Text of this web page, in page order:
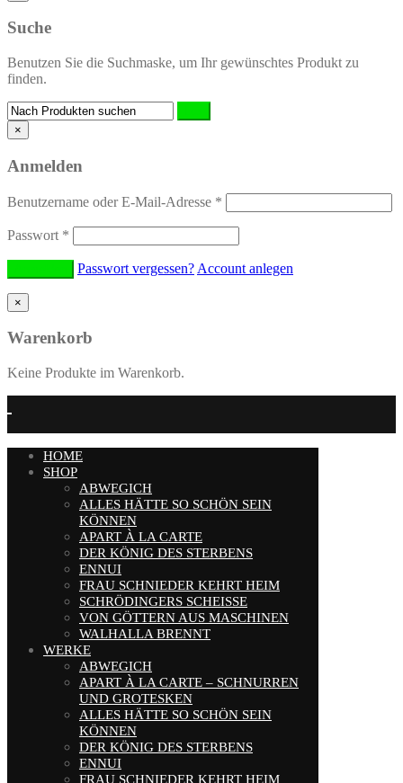
Suche
Benutzen Sie die Suchmaske, um Ihr gewünschtes Produkt zu
finden.
×
Anmelden
Benutzername oder E-Mail-Adresse *
Passwort *
Passwort vergessen? Account anlegen
×
Warenkorb
Keine Produkte im Warenkorb.
HOME
SHOP
ABWEGICH
ALLES HÄTTE SO SCHÖN SEIN
KÖNNEN
APART À LA CARTE
DER KÖNIG DES STERBENS
ENNUI
FRAU SCHNIEDER KEHRT HEIM
SCHRÖDINGERS SCHEISSE
VON GÖTTERN AUS MASCHINEN
WALHALLA BRENNT
WERKE
ABWEGICH
APART À LA CARTE – SCHNURREN
UND GROTESKEN
ALLES HÄTTE SO SCHÖN SEIN
KÖNNEN
DER KÖNIG DES STERBENS
ENNUI
FRAU SCHNIEDER KEHRT HEIM